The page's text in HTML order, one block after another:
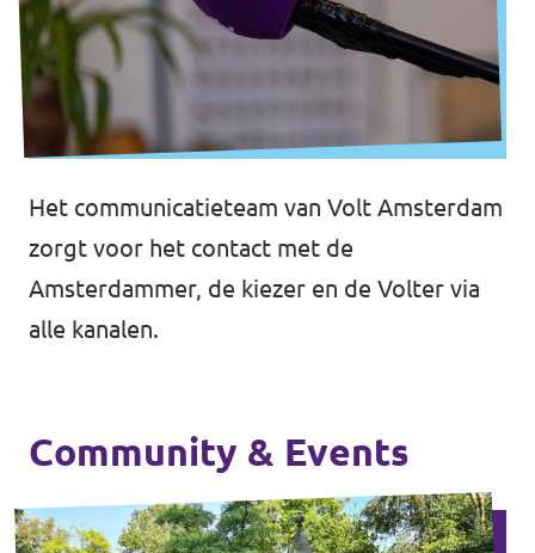
Het communicatieteam van Volt Amsterdam
zorgt voor het contact met de
Amsterdammer, de kiezer en de Volter via
alle kanalen.
Community & Events